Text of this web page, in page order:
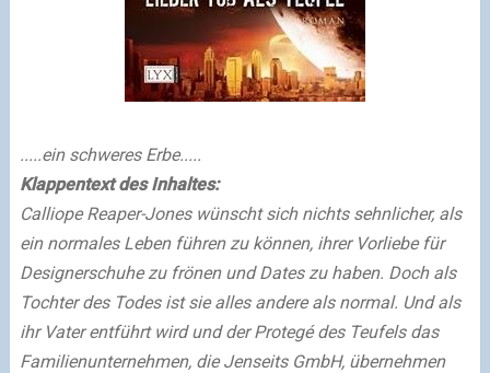
.....ein schweres Erbe.....
Klappentext des Inhaltes:
Calliope Reaper-Jones wünscht sich nichts sehnlicher, als
ein normales Leben führen zu können, ihrer Vorliebe für
Designerschuhe zu frönen und Dates zu haben. Doch als
Tochter des Todes ist sie alles andere als normal. Und als
ihr Vater entführt wird und der Protegé des Teufels das
Familienunternehmen, die Jenseits GmbH, übernehmen